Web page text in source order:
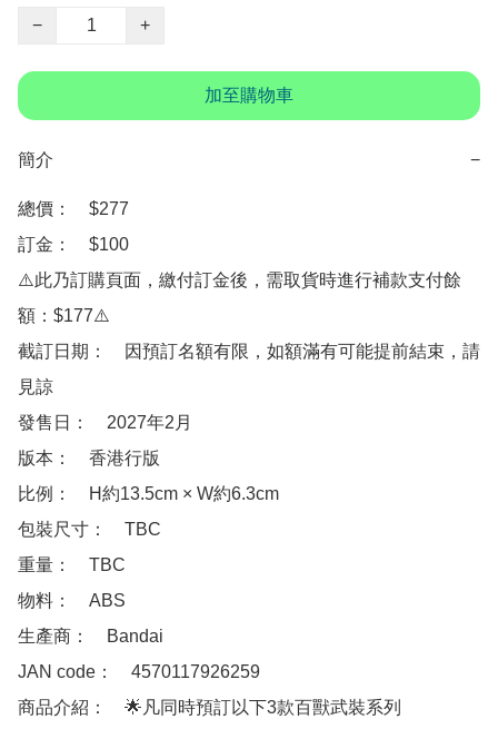
−
+
加至購物車
簡介 −
總價：　$277
訂金：　$100
⚠️此乃訂購頁面，繳付訂金後，需取貨時進行補款支付餘
額：$177⚠️
截訂日期：　因預訂名額有限，如額滿有可能提前結束，請
見諒
發售日：　2027年2月
版本：　香港行版
比例：　H約13.5cm × W約6.3cm
包裝尺寸：　TBC
重量：　TBC
物料：　ABS
生產商：　Bandai
JAN code：　4570117926259
商品介紹：　🌟凡同時預訂以下3款百獸武裝系列